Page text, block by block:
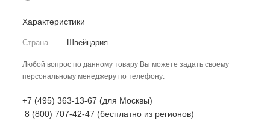
Характеристики
Страна — Швейцария
Любой вопрос по данному товару Вы можете задать своему
персональному менеджеру по телефону:
+7 (495) 363-13-67 (для Москвы)
8 (800) 707-42-47 (бесплатно из регионов)